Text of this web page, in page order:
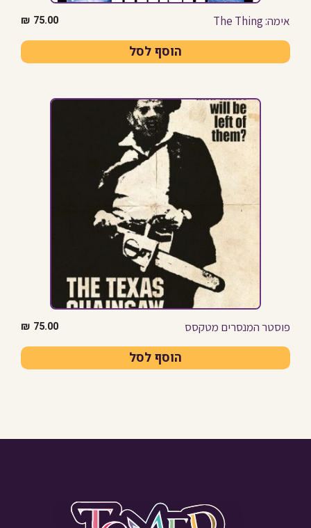
אימה: The Thing 75.00
₪
הוסף לסל
פוסטר המנסרים מטקסס 75.00
₪
הוסף לסל